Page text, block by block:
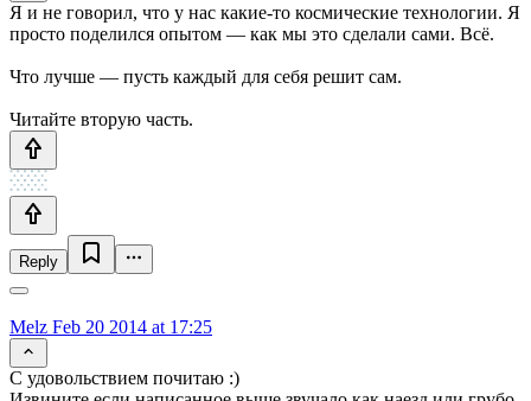
Я и не говорил, что у нас какие-то космические технологии. Я
просто поделился опытом — как мы это сделали сами. Всё.
Что лучше — пусть каждый для себя решит сам.
Читайте вторую часть.
Reply
Melz Feb 20 2014 at 17:25
С удовольствием почитаю :)